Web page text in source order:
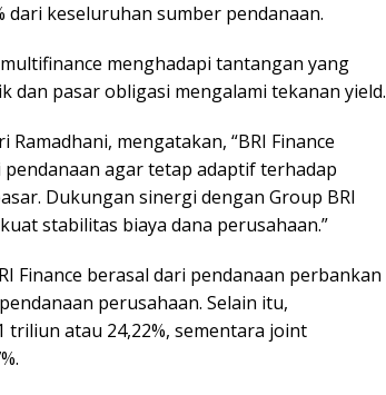
dari keseluruhan sumber pendanaan.
menghadapi tantangan yang
pasar obligasi mengalami tekanan yield.
mengatakan, “BRI Finance
agar tetap adaptif terhadap
Dukungan sinergi dengan Group BRI
stabilitas biaya dana perusahaan.”
Finance berasal dari pendanaan perbankan
perusahaan. Selain itu,
triliun atau 24,22%, sementara joint